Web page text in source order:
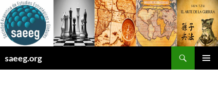
Saltar
al
contenido
saeeg.org